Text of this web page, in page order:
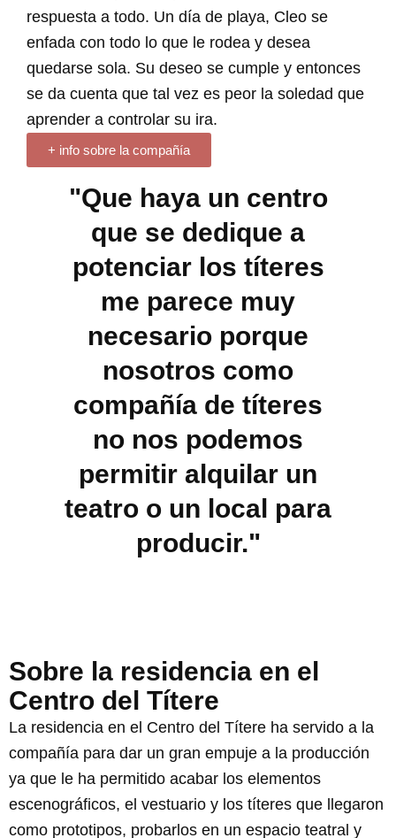
respuesta a todo. Un día de playa, Cleo se
enfada con todo lo que le rodea y desea
quedarse sola. Su deseo se cumple y entonces
se da cuenta que tal vez es peor la soledad que
aprender a controlar su ira.
+ info sobre la compañía
"Que haya un centro
que se dedique a
potenciar los títeres
me parece muy
necesario porque
nosotros como
compañía de títeres
no nos podemos
permitir alquilar un
teatro o un local para
producir."
Sobre la residencia en el
Centro del Títere
La residencia en el Centro del Títere ha servido a la
compañía para dar un gran empuje a la producción
ya que le ha permitido acabar los elementos
escenográficos, el vestuario y los títeres que llegaron
como prototipos, probarlos en un espacio teatral y